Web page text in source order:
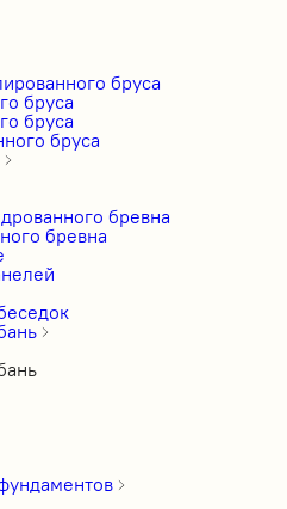
бруса
бруса
бруса
бруса
бревна
бревна